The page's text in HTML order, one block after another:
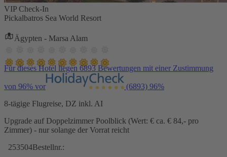
VIP Check-In
Pickalbatros Sea World Resort
Ägypten - Marsa Alam
Für dieses Hotel liegen 6893 Bewertungen mit einer Zustimmung
von 96% vor (6893) 96%
8-tägige Flugreise, DZ inkl. AI
Upgrade auf Doppelzimmer Poolblick (Wert: € ca. € 84,- pro
Zimmer) - nur solange der Vorrat reicht
253504Bestellnr.: